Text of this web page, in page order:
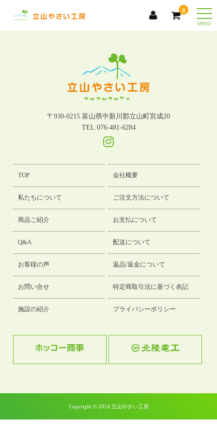
〒930-0215 富山県中新川郡立山町宮成20
TEL.076-481-6284
TOP
私たちについて
商品ご紹介
Q&A
お客様の声
お問い合せ
施設の紹介
会社概要
ご注文方法について
お支払について
配送について
返品/返金について
特定商取引法に基づく表記
プライバシーポリシー
Copyright © 2024 立山やさい工房
0